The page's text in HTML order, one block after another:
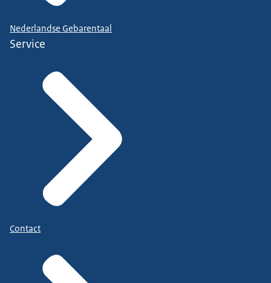
Nederlandse Gebarentaal
Service
Contact